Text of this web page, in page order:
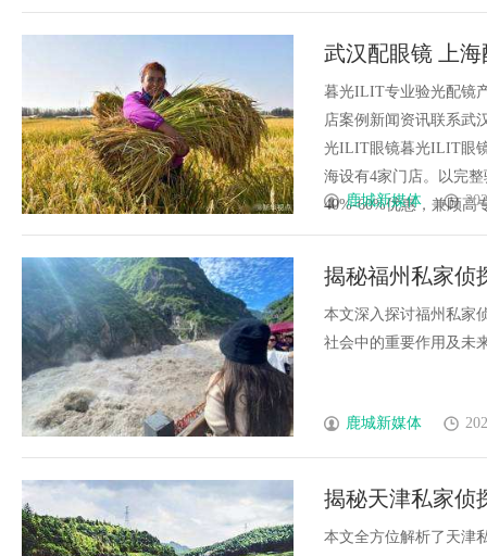
武汉配眼镜 上
暮光ILIT专业验光配镜
店案例新闻资讯联系武
光ILIT眼镜暮光ILIT眼
海设有4家门店。以完
40%-60%优惠，兼顾高
鹿城新媒体
揭秘福州私家侦
本文深入探讨福州私家
社会中的重要作用及未
鹿城新媒体
揭秘天津私家侦
本文全方位解析了天津